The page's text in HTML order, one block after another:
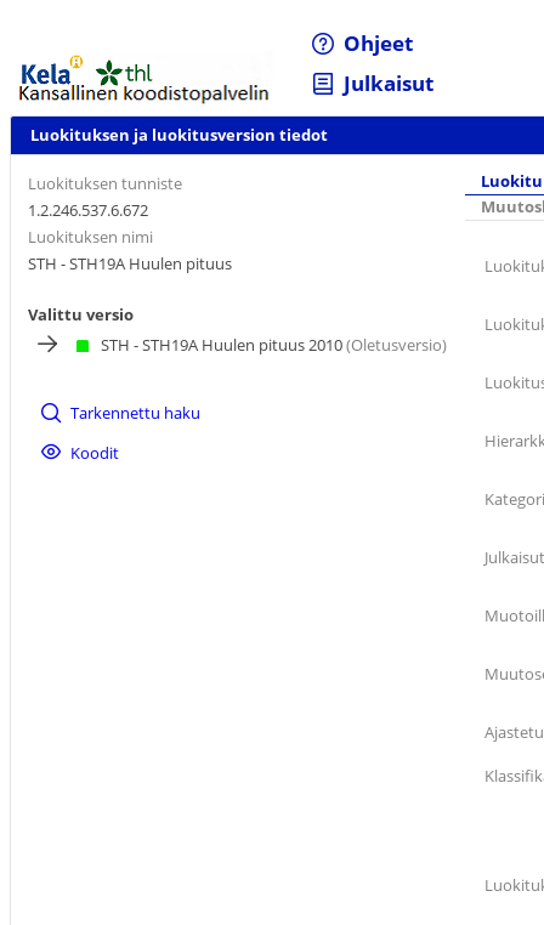
Ohjeet
Julkaisut
Luokituksen ja luokitusversion tiedot
Luokituksen tunniste
1.2.246.537.6.672
Luokituksen nimi
STH - STH19A Huulen pituus
Valittu versio
STH - STH19A Huulen pituus 2010(Oletusversio)
Tarkennettu haku
Koodit